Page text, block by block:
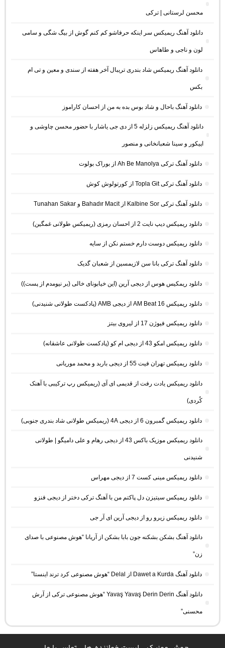
محسن لرستانی | ترکی
دانلود آهنگ ریمیکس سر اینکه حرفاشو کم کنم گوش از بیگ شگی و سامی
لون و ناجی و طاهاس
دانلود آهنگ ریمیکس شاد بندری تریبال آخر هفته از سندی و معین و تی ام
بکس
دانلود آهنگ باحال و شاد بوس بده به من از احسان کاراموز
دانلود آهنگ ریمیکس زلزله 5 از دی جی یاشار با حضور محسن چاوشی و
اپیکور و سینا شعبانخانی و منصور
دانلود آهنگ ترکی Ah Be Manolya از بوراک بولوت
دانلود آهنگ ترکی Topla Git از کورتولوش کوش
دانلود آهنگ ترکی Kalbine Sor از Bahadır Macit و Tunahan Sakar
دانلود ریمیکس دیپ نایت 2 از احسان رمزی (ریمیکس طولانی غمگین)
دانلود ریمیکس دوست دارم خستم نکن از سایه
دانلود آهنگ ترکی بانا سن لازیمسین از شعبان گدیک
دانلود ریمکیس هوس از دیجی آرین (این خیابونای خالی (بر نیومدم از پست))
دانلود ریمیکس AM Beat 16 از دیجی AMB (پادکست طولانی شنیدنی)
دانلود ریمیکس فیوژن 17 از لیروی بیتز
دانلود ریمیکس امکو 43 از دیجی ام کو (پادکست طولانی عاشقانه)
دانلود ریمیکس تهران فیت 55 از دیجی باربد و محمد موریانی
دانلود ریمیکس یادت رفت از قدیمی ای آی (ریمیکس رپ ترکیبی با آهنک
کُردی)
دانلود ریمیکس گمبرون 6 از دیجی 4A (ریمیکس طولانی شاد بندری جنوبی)
دانلود ریمیکس موزیک باکس 43 از دیجی رهام و علی دامیگو | طولانی
شنیدنی
دانلود ریمیکس مینی کست 7 از دیجی مهراس
دانلود ریمیکس سیتیزن دل پاکتم من با آهنگ ترکی دختر از دیجی فنزو
دانلود ریمیکس زیرو رو از دیجی آرین ای آر جی
دانلود آهنگ بشکن بشکنه جون بابا بشکن از آریانا “هوش مصنوعی با صدای
زن”
دانلود آهنگ Dawet a Kurda از Delal “هوش مصنوعی کرد ترند اینستا”
دانلود آهنگ Yavaş Yavaş Derin Derin “هوش مصنوعی ترکی از آرش
محسنی”